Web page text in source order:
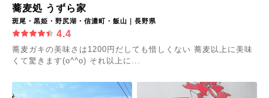
蕎麦処 うずら家
斑尾・黒姫・野尻湖・信濃町・飯山｜長野県
4.4
蕎麦ガキの美味さは1200円だしても惜しくない 蕎麦以上に美味
くて驚きます(o^^o) それ以上に...